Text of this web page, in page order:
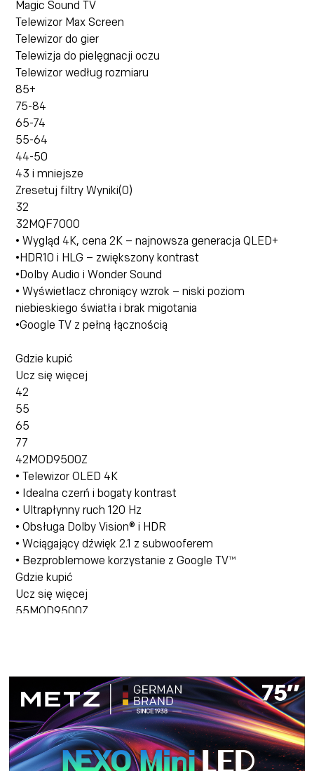
Magic Sound TV
Telewizor Max Screen
Telewizor do gier
Telewizja do pielęgnacji oczu
Telewizor według rozmiaru
85+
75-84
65-74
55-64
44-50
43 i mniejsze
Zresetuj filtry Wyniki(0)
32
32MQF7000
• Wygląd 4K, cena 2K – najnowsza generacja QLED+
•HDR10 i HLG – zwiększony kontrast
•Dolby Audio i Wonder Sound
• Wyświetlacz chroniący wzrok – niski poziom
niebieskiego światła i brak migotania
•Google TV z pełną łącznością
Gdzie kupić
Ucz się więcej
42
55
65
77
42MOD9500Z
• Telewizor OLED 4K
• Idealna czerń i bogaty kontrast
• Ultrapłynny ruch 120 Hz
• Obsługa Dolby Vision® i HDR
• Wciągający dźwięk 2.1 z subwooferem
• Bezproblemowe korzystanie z Google TV™
Gdzie kupić
Ucz się więcej
55MOD9500Z
• Obsługa Dolby Vision® i HDR
• Wciągający dźwięk 2.1 z subwooferem
• Bezproblemowe korzystanie z Google TV™
Gdzie kupić
Ucz się więcej
65MOD9500Z